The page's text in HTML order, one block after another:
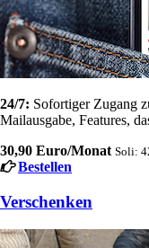
24/7: Sofortiger Zugang
Mailausgabe, Features,
30,90 Euro/Monat Soli:
Bestellen
Verschenken